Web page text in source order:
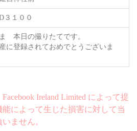
３１００
本日の撮りたてです。
に登録されておめでとうございま
Ireland Limited によって提
によって生じた損害に対して当
ません。